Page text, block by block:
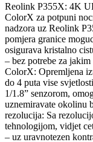
Reolink P355X: 4K
ColorX za potpuni
nadzora uz Reolink
pomjera granice
osigurava kristalno
– bez potrebe za
ColorX: Opremljena
do 4 puta vise
1/1.8” senzorom,
uznemiravate okolinu
rezolucija: Sa
tehnologijom, vidjet
– uz uravnotezen